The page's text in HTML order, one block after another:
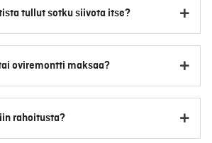
tullut sotku siivota itse?
oviremontti maksaa?
rahoitusta?